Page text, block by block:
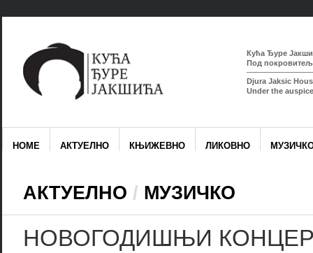
Кућа Ђуре
Под
Djura Jaksic
Under the
HOME АКТУЕЛНО КЊИЖЕВНО ЛИКОВНО
АКТУЕЛНО / МУЗИЧКО
НОВОГОДИШЊИ